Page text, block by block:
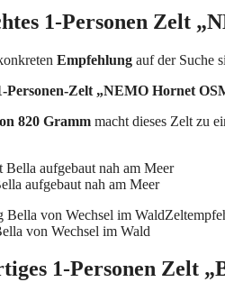
1-Personen Zelt „
Empfehlung auf der Suche
Personen-Zelt „NEMO Hornet
820 Gramm macht dieses Zelt zu
aufgebaut nah am Meer
von Wechsel im Wald
1-Personen Zelt